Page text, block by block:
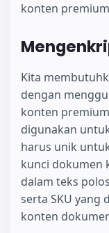
konten
Kita
dengan
konten
digunakan
harus unik
kunci dokumen
dalam teks
serta SKU yang
konten